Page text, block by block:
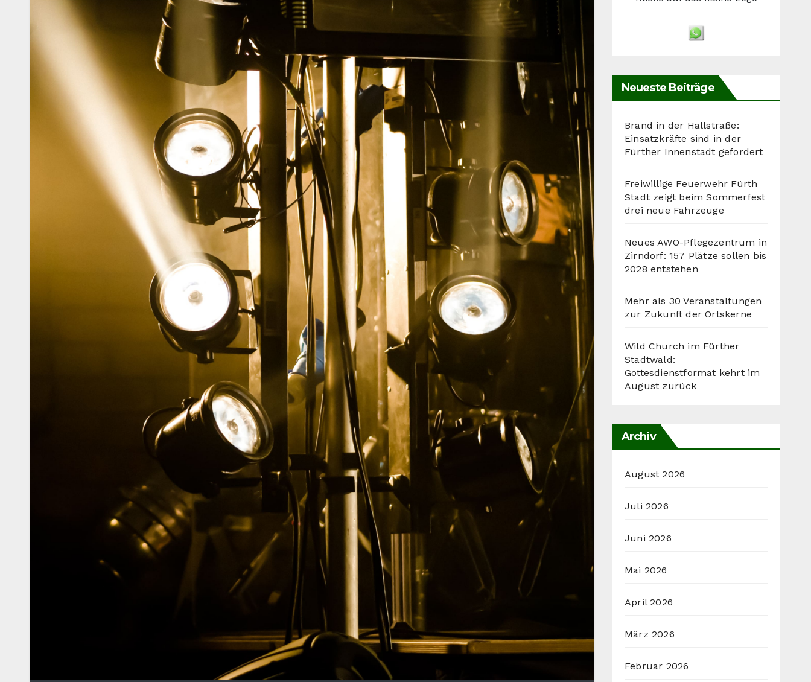
Neueste Beiträge
Brand in der Hallstraße:
Einsatzkräfte sind in der
Fürther Innenstadt gefordert
Freiwillige Feuerwehr Fürth
Stadt zeigt beim Sommerfest
drei neue Fahrzeuge
Neues AWO-Pflegezentrum in
Zirndorf: 157 Plätze sollen bis
2028 entstehen
Mehr als 30 Veranstaltungen
zur Zukunft der Ortskerne
Wild Church im Fürther
Stadtwald:
Gottesdienstformat kehrt im
August zurück
Archiv
August 2026
Juli 2026
Juni 2026
Mai 2026
April 2026
März 2026
Februar 2026